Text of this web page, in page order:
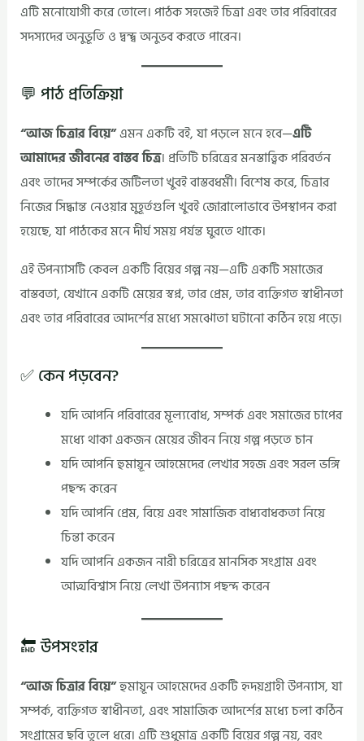
এটি মনোযোগী করে তোলে। পাঠক সহজেই চিত্রা এবং তার পরিবারের
সদস্যদের অনুভূতি ও দ্বন্দ্ব অনুভব করতে পারেন।
💬 পাঠ প্রতিক্রিয়া
“আজ চিত্রার বিয়ে”এমন একটি বই, যা পড়লে মনে হবে—এটি
আমাদের জীবনের বাস্তব চিত্র। প্রতিটি চরিত্রের মনস্তাত্ত্বিক পরিবর্তন
এবং তাদের সম্পর্কের জটিলতা খুবই বাস্তবধর্মী। বিশেষ করে, চিত্রার
নিজের সিদ্ধান্ত নেওয়ার মুহূর্তগুলি খুবই জোরালোভাবে উপস্থাপন করা
হয়েছে, যা পাঠকের মনে দীর্ঘ সময় পর্যন্ত ঘুরতে থাকে।
এই উপন্যাসটি কেবল একটি বিয়ের গল্প নয়—এটি একটি সমাজের
বাস্তবতা, যেখানে একটি মেয়ের স্বপ্ন, তার প্রেম, তার ব্যক্তিগত স্বাধীনতা
এবং তার পরিবারের আদর্শের মধ্যে সমঝোতা ঘটানো কঠিন হয়ে পড়ে।
✅ কেন পড়বেন?
যদি আপনি পরিবারের মূল্যবোধ, সম্পর্ক এবং সমাজের চাপের
মধ্যে থাকা একজন মেয়ের জীবন নিয়ে গল্প পড়তে চান
যদি আপনি হুমায়ূন আহমেদের লেখার সহজ এবং সরল ভঙ্গি
পছন্দ করেন
যদি আপনি প্রেম, বিয়ে এবং সামাজিক বাধ্যবাধকতা নিয়ে
চিন্তা করেন
যদি আপনি একজন নারী চরিত্রের মানসিক সংগ্রাম এবং
আত্মবিশ্বাস নিয়ে লেখা উপন্যাস পছন্দ করেন
🔚 উপসংহার
“আজ চিত্রার বিয়ে”হুমায়ূন আহমেদের একটি হৃদয়গ্রাহী উপন্যাস, যা
সম্পর্ক, ব্যক্তিগত স্বাধীনতা, এবং সামাজিক আদর্শের মধ্যে চলা কঠিন
সংগ্রামের ছবি তুলে ধরে। এটি শুধুমাত্র একটি বিয়ের গল্প নয়, বরং